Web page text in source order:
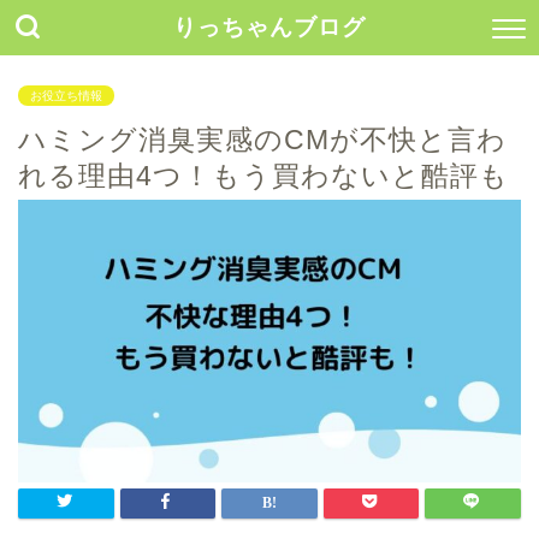
りっちゃんブログ
お役立ち情報
ハミング消臭実感のCMが不快と言わ
れる理由4つ！もう買わないと酷評も